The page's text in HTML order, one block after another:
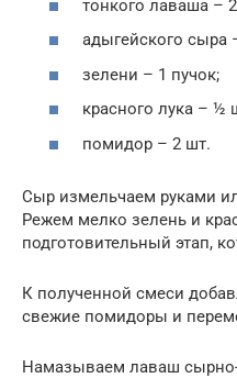
тонкого лаваша –
адыгейского сыра
зелени – 1 пучок;
красного лука – ½
помидор – 2 шт.
Сыр измельчаем руками
Режем мелко зелень и
подготовительный этап,
К полученной смеси
свежие помидоры и
Намазываем лаваш